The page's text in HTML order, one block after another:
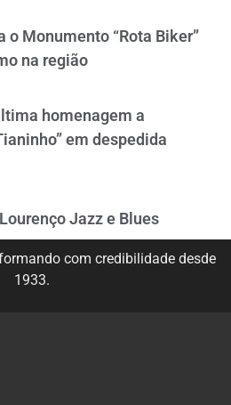
o Monumento “Rota Biker”
na região
homenagem a
em despedida
Jazz e Blues
com credibilidade desde
1933.